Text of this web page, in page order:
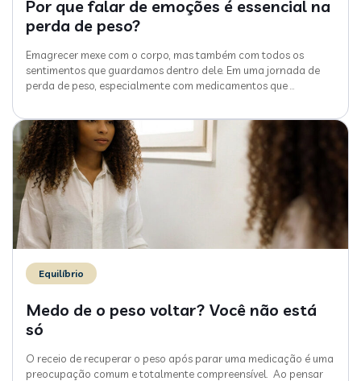
Por que falar de emoções é essencial na
perda de peso?
Emagrecer mexe com o corpo, mas também com todos os
sentimentos que guardamos dentro dele. Em uma jornada de
perda de peso, especialmente com medicamentos que
Equilíbrio
Medo de o peso voltar? Você não está
só
O receio de recuperar o peso após parar uma medicação é uma
preocupação comum e totalmente compreensível. Ao pensar